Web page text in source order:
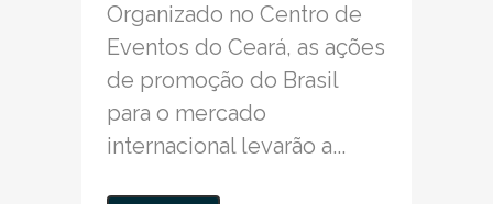
Organizado no Centro de
Eventos do Ceará, as ações
de promoção do Brasil
para o mercado
internacional levarão a...